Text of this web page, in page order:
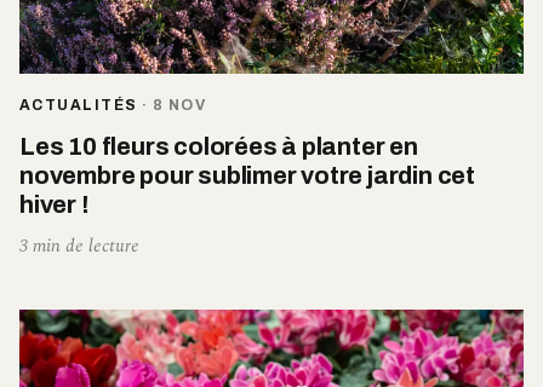
ACTUALITÉS · 8 NOV
Les 10 fleurs colorées à planter en
novembre pour sublimer votre jardin cet
hiver !
3 min de lecture